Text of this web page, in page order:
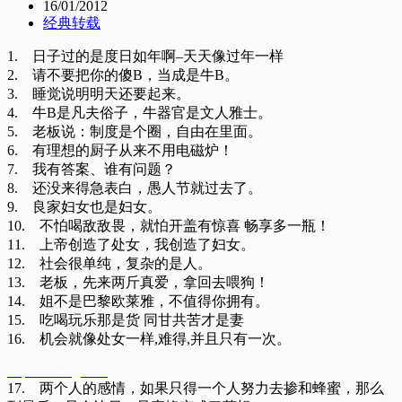
16/01/2012
经典转载
1. 日子过的是度日如年啊–天天像过年一样
2. 请不要把你的傻B，当成是牛B。
3. 睡觉说明明天还要起来。
4. 牛B是凡夫俗子，牛器官是文人雅士。
5. 老板说：制度是个圈，自由在里面。
6. 有理想的厨子从来不用电磁炉！
7. 我有答案、谁有问题？
8. 还没来得急表白，愚人节就过去了。
9. 良家妇女也是妇女。
10. 不怕喝敌敌畏，就怕开盖有惊喜 畅享多一瓶！
11. 上帝创造了处女，我创造了妇女。
12. 社会很单纯，复杂的是人。
13. 老板，先来两斤真爱，拿回去喂狗！
14. 姐不是巴黎欧莱雅，不值得你拥有。
15. 吃喝玩乐那是货 同甘共苦才是妻
16. 机会就像处女一样,难得,并且只有一次。
17. 两个人的感情，如果只得一个人努力去掺和蜂蜜，那么